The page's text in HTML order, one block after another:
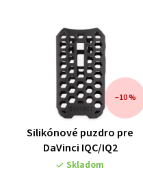
Silikónové puzdro pre
DaVinci IQC/IQ2
Skladom
–10 %